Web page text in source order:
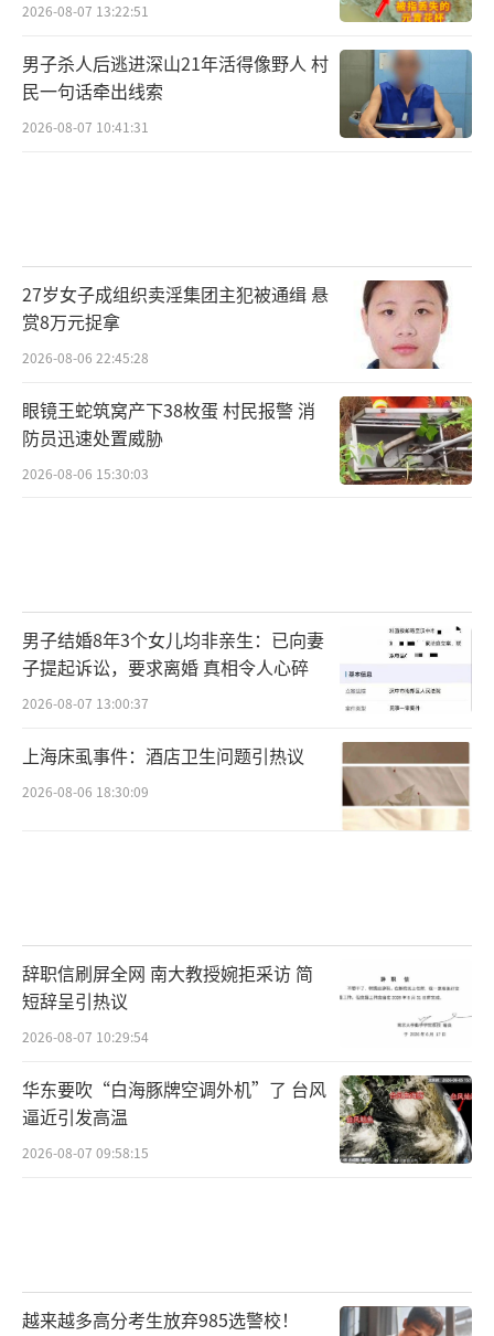
2026-08-07 13:22:51
男子杀人后逃进深山21年活得像野人 村
民一句话牵出线索
2026-08-07 10:41:31
27岁女子成组织卖淫集团主犯被通缉 悬
赏8万元捉拿
2026-08-06 22:45:28
眼镜王蛇筑窝产下38枚蛋 村民报警 消
防员迅速处置威胁
2026-08-06 15:30:03
男子结婚8年3个女儿均非亲生：已向妻
子提起诉讼，要求离婚 真相令人心碎
2026-08-07 13:00:37
上海床虱事件：酒店卫生问题引热议
2026-08-06 18:30:09
辞职信刷屏全网 南大教授婉拒采访 简
短辞呈引热议
2026-08-07 10:29:54
华东要吹“白海豚牌空调外机”了 台风
逼近引发高温
2026-08-07 09:58:15
越来越多高分考生放弃985选警校！